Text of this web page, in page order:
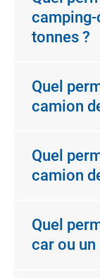
camping-
tonnes ?
Quel
camion
Quel
camion
Quel
car ou un